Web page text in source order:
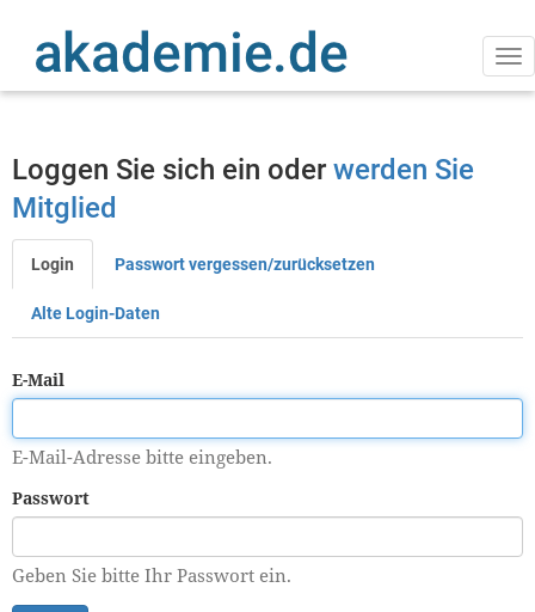
Inhalt
Loggen Sie sich ein oder werden Sie
Mitglied
Primäre
Reiter
Login Passwort vergessen/zurücksetzen
Alte Login-Daten
E-Mail
E-Mail-Adresse bitte eingeben.
Passwort
Geben Sie bitte Ihr Passwort ein.